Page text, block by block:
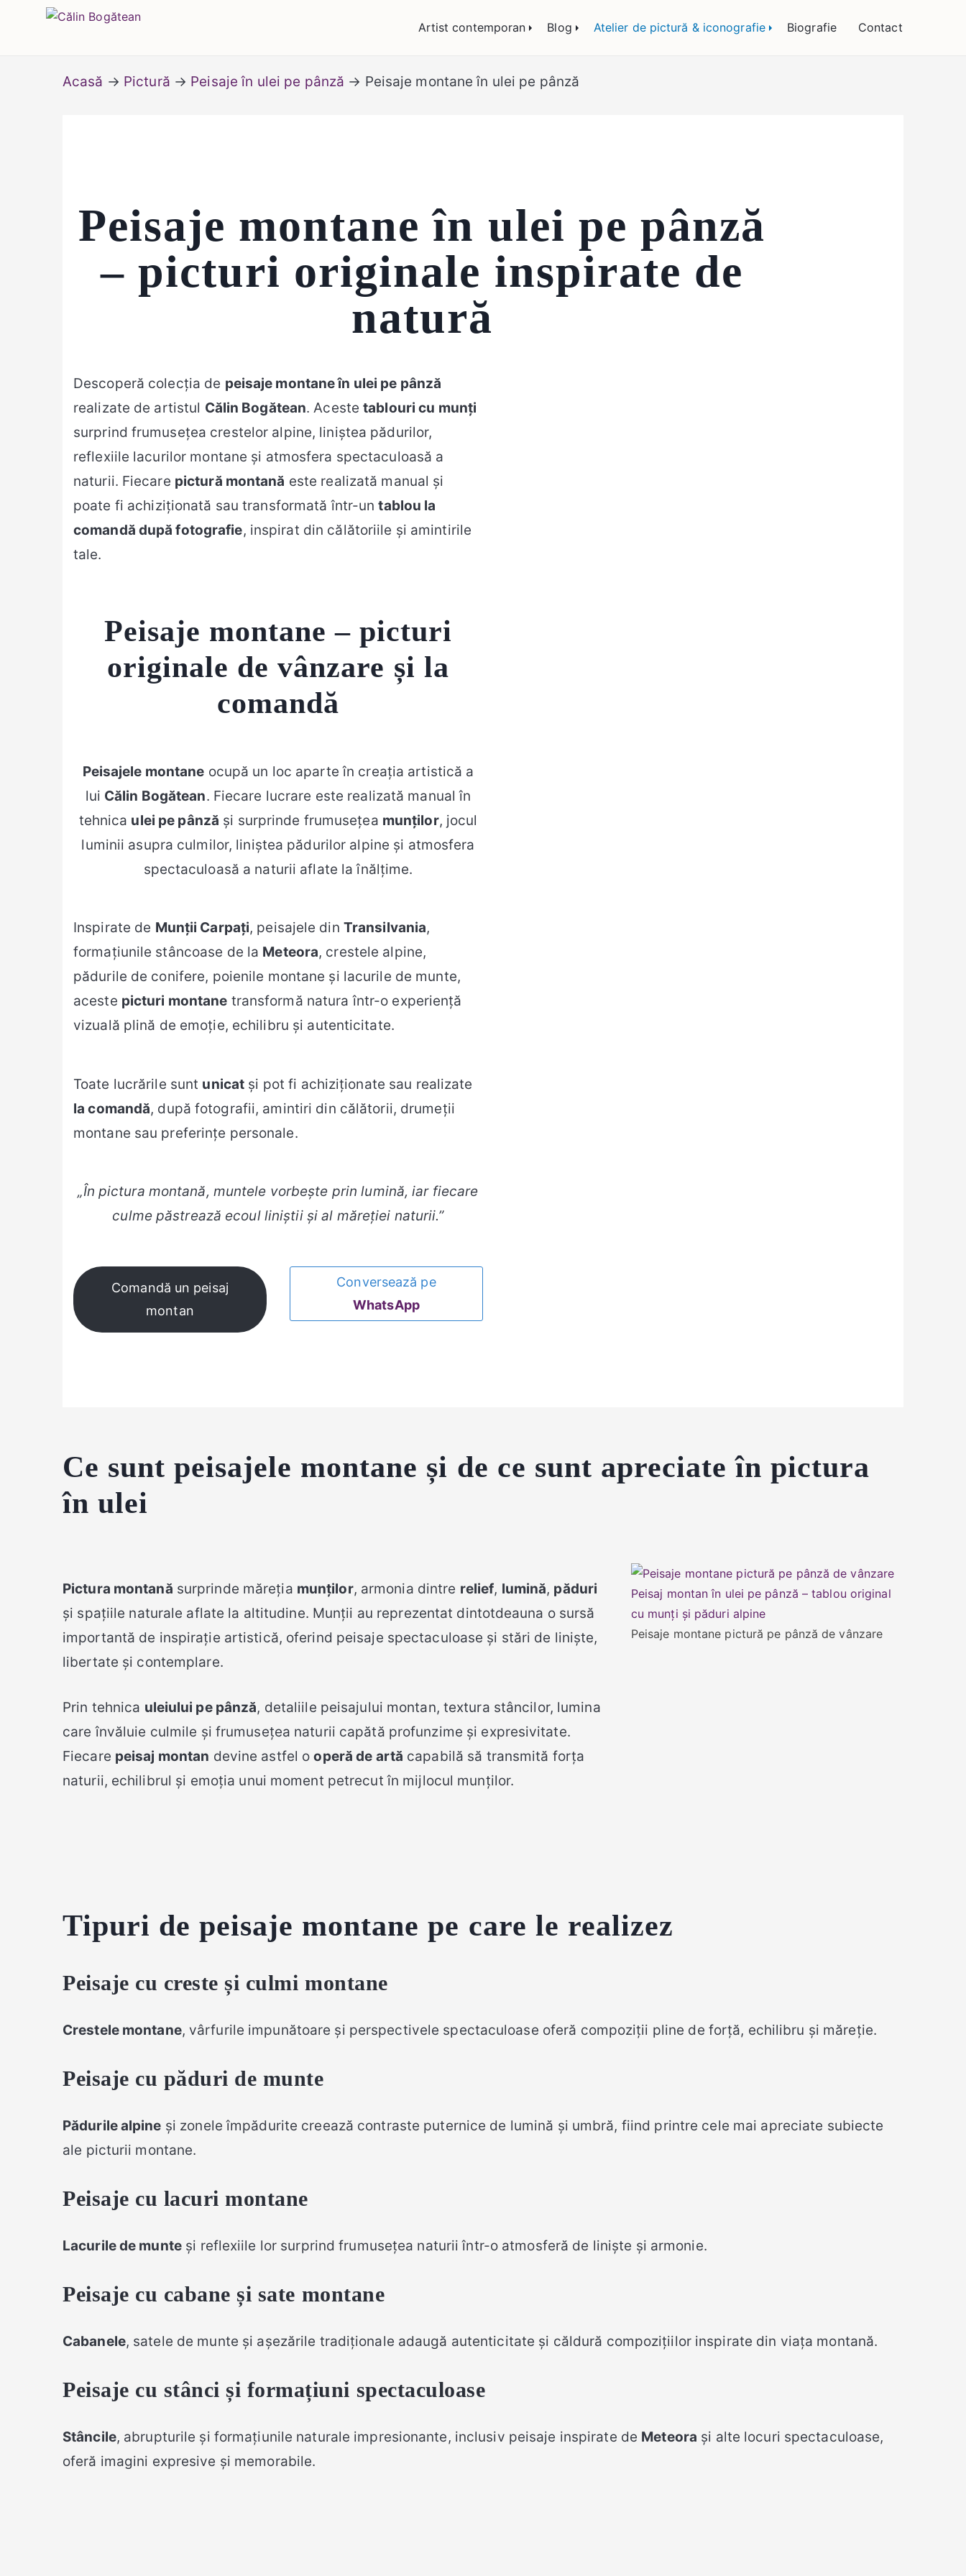
Călin Bogătean
Picturi originale, icoane contemporane pe lemn și sticlă, portrete și restaurare artă – Călin Bogătean
Artist contemporan Blog Atelier de pictură & iconografie Biografie Contact
Acasă → Pictură → Peisaje în ulei pe pânză → Peisaje montane în ulei pe pânză
Peisaje montane în ulei pe pânză
– picturi originale inspirate de
natură
Descoperă colecția de peisaje montane în ulei pe pânză
realizate de artistul Călin Bogătean. Acestetablouri cu munți
surprind frumusețea crestelor alpine, liniștea pădurilor,
reflexiile lacurilor montane și atmosfera spectaculoasă a
naturii. Fiecare pictură montană este realizată manual și
poate fi achiziționată sau transformată într-untablou la
comandă după fotografie, inspirat din călătoriile și amintirile
tale.
Peisaje montane – picturi
originale de vânzare și la
comandă
Peisajele montane ocupă un loc aparte în creația artistică a
lui Călin Bogătean. Fiecare lucrare este realizată manual în
tehnica ulei pe pânză și surprinde frumusețea munților, jocul
luminii asupra culmilor, liniștea pădurilor alpine și atmosfera
spectaculoasă a naturii aflate la înălțime.
Inspirate de Munții Carpați, peisajele din Transilvania,
formațiunile stâncoase de la Meteora, crestele alpine,
pădurile de conifere, poienile montane și lacurile de munte,
aceste picturi montane transformă natura într-o experiență
vizuală plină de emoție, echilibru și autenticitate.
Toate lucrările sunt unicat și pot fi achiziționate sau realizate
la comandă, după fotografii, amintiri din călătorii, drumeții
montane sau preferințe personale.
„În pictura montană, muntele vorbește prin lumină, iar fiecare
culme păstrează ecoul liniștii și al măreției naturii.”
Comandă un peisaj
montan
Conversează pe
WhatsApp
Ce sunt peisajele montane și de ce sunt apreciate în pictura
în ulei
Pictura montană surprinde măreția munților, armonia dintre relief, lumină, păduri
și spațiile naturale aflate la altitudine. Munții au reprezentat dintotdeauna o sursă
importantă de inspirație artistică, oferind peisaje spectaculoase și stări de liniște,
libertate și contemplare.
Prin tehnica uleiului pe pânză, detaliile peisajului montan, textura stâncilor, lumina
care învăluie culmile și frumusețea naturii capătă profunzime și expresivitate.
Fiecare peisaj montan devine astfel ooperă de artă capabilă să transmită forța
naturii, echilibrul și emoția unui moment petrecut în mijlocul munților.
Peisaje montane pictură pe pânză de vânzare
Tipuri de peisaje montane pe care le realizez
Peisaje cu creste și culmi montane
Crestele montane, vârfurile impunătoare și perspectivele spectaculoase oferă compoziții pline de forță, echilibru și măreție.
Peisaje cu păduri de munte
Pădurile alpine și zonele împădurite creează contraste puternice de lumină și umbră, fiind printre cele mai apreciate subiecte
ale picturii montane.
Peisaje cu lacuri montane
Lacurile de munteși reflexiile lor surprind frumusețea naturii într-o atmosferă de liniște și armonie.
Peisaje cu cabane și sate montane
Cabanele, satele de munte și așezările tradiționale adaugă autenticitate și căldură compozițiilor inspirate din viața montană.
Peisaje cu stânci și formațiuni spectaculoase
Stâncile, abrupturile și formațiunile naturale impresionante, inclusiv peisaje inspirate de Meteora și alte locuri spectaculoase,
oferă imagini expresive și memorabile.